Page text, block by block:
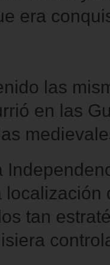
era
las
en las
tan